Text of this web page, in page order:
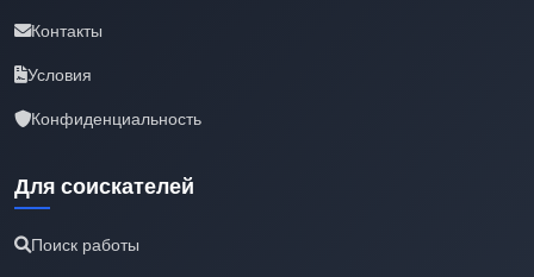
Контакты
Условия
Конфиденциальность
Для соискателей
Поиск работы